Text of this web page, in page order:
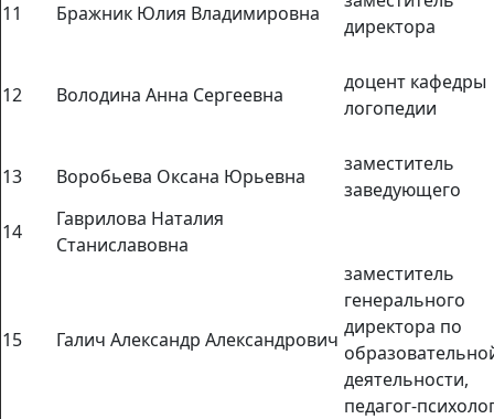
11 Бражник Юлия Владимировна
директора
12 Володина Анна Сергеевна
доцент кафедры
логопедии
13 Воробьева Оксана Юрьевна
заместитель
заведующего
14
Гаврилова Наталия
Станиславовна
15 Галич Александр Александрович
заместитель
генерального
директора по
деятельности,
педагог-